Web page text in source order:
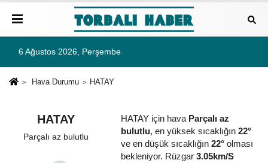
6 Ağustos 2026, Perşembe
Hava Durumu HATAY
HATAY
Parçalı az bulutlu
HATAY için hava Parçalı az
bulutlu, en yüksek sıcaklığın 22°
ve en düşük sıcaklığın 22°olması
bekleniyor. Rüzgar 3.05km/S